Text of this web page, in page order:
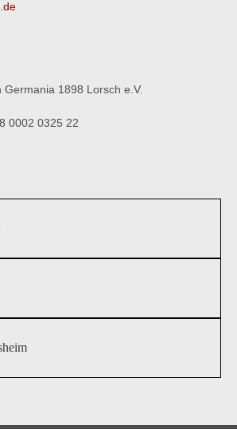
1898 Lorsch e.V.
0002 0325 22